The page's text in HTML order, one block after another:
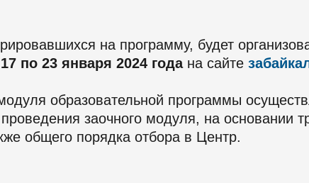
на программу, будет
по 23 января 2024 годана сайте
образовательной программы
заочного модуля, на основании
общего порядка отбора в Центр.